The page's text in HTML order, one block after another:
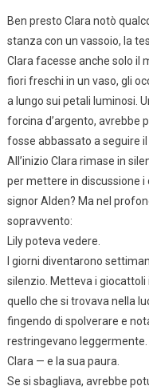
Ben presto Clara notò
stanza con un vassoio, la
Clara facesse anche solo il
fiori freschi in un vaso, gli
a lungo sui petali luminosi.
forcina d’argento, avrebbe
fosse abbassato a seguire il
All’inizio Clara rimase in
per mettere in discussione
signor Alden? Ma nel
sopravvento:
Lily poteva vedere.
I giorni diventarono
silenzio. Metteva i giocattoli
quello che si trovava nella
fingendo di spolverare e
restringevano
Clara — e la sua paura.
Se si sbagliava, avrebbe